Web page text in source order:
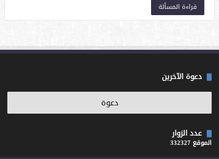
قراءة المسألة
دعوة الآخرين
عدد الزوار
الموقع 332327